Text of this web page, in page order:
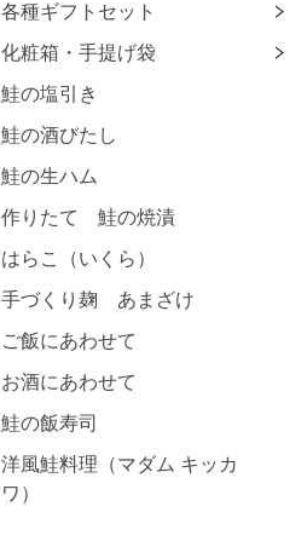
各種ギフトセット
化粧箱・手提げ袋
鮭の塩引き
鮭の酒びたし
鮭の生ハム
作りたて 鮭の焼漬
はらこ（いくら）
手づくり麹 あまざけ
ご飯にあわせて
お酒にあわせて
鮭の飯寿司
洋風鮭料理（マダム キッカ
ワ）